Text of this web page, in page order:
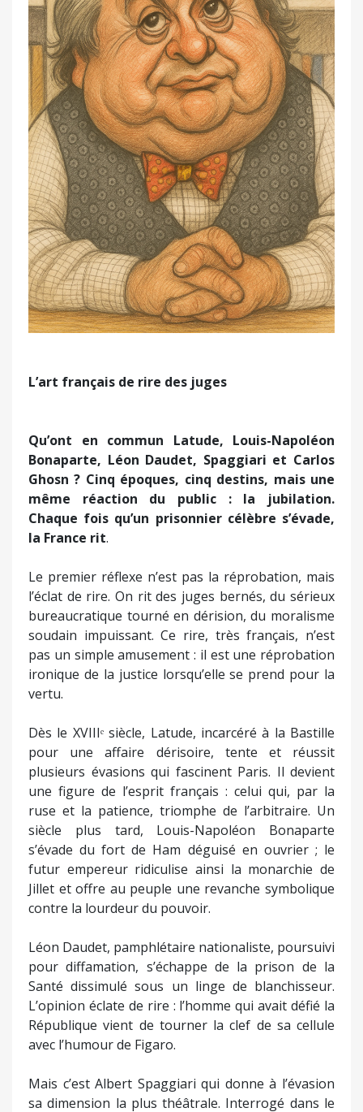
L’art français de rire des juges
Qu’ont en commun Latude, Louis-Napoléon
Bonaparte, Léon Daudet, Spaggiari et Carlos
Ghosn ? Cinq époques, cinq destins, mais une
même réaction du public : la jubilation.
Chaque fois qu’un prisonnier célèbre s’évade,
la France rit.
Le premier réflexe n’est pas la réprobation, mais
l’éclat de rire. On rit des juges bernés, du sérieux
bureaucratique tourné en dérision, du moralisme
soudain impuissant. Ce rire, très français, n’est
pas un simple amusement : il est une réprobation
ironique de la justice lorsqu’elle se prend pour la
vertu.
Dès le XVIIIᵉ siècle, Latude, incarcéré à la Bastille
pour une affaire dérisoire, tente et réussit
plusieurs évasions qui fascinent Paris. Il devient
une figure de l’esprit français : celui qui, par la
ruse et la patience, triomphe de l’arbitraire. Un
siècle plus tard, Louis-Napoléon Bonaparte
s’évade du fort de Ham déguisé en ouvrier ; le
futur empereur ridiculise ainsi la monarchie de
Jillet et offre au peuple une revanche symbolique
contre la lourdeur du pouvoir.
Léon Daudet, pamphlétaire nationaliste, poursuivi
pour diffamation, s’échappe de la prison de la
Santé dissimulé sous un linge de blanchisseur.
L’opinion éclate de rire : l’homme qui avait défié la
République vient de tourner la clef de sa cellule
avec l’humour de Figaro.
Mais c’est Albert Spaggiari qui donne à l’évasion
sa dimension la plus théâtrale. Interrogé dans le